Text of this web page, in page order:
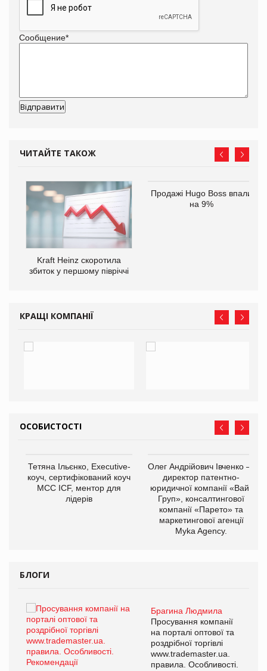
Сообщение*
ЧИТАЙТЕ ТАКОЖ
Kraft Heinz скоротила
збиток у першому півріччі
Продажі Hugo Boss впали
на 9%
КРАЩІ КОМПАНІЇ
ОСОБИСТОСТІ
Тетяна Ільєнко, Executive-
коуч, сертифікований коуч
МСС ICF, ментор для
лідерів
Олег Андрійович Івченко —
директор патентно-
юридичної компанії «Вайз
Груп», консалтингової
компанії «Парето» та
маркетингової агенції
Myka Agency.
БЛОГИ
Брагина Людмила
Просування компанії
на порталі оптової та
роздрібної торгівлі
www.trademaster.ua.
правила. Особливості.